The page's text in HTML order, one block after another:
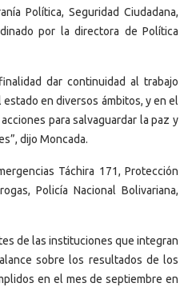
Política, Seguridad Ciudadana,
por la directora de Política
dar continuidad al trabajo
en diversos ámbitos, y en el
para salvaguardar la paz y
dijo Moncada.
Táchira 171, Protección
Policía Nacional Bolivariana,
de las instituciones que integran
sobre los resultados de los
en el mes de septiembre en